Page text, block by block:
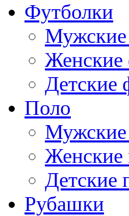
Футболки
Мужские
Женские
Детские
Поло
Мужские
Женские
Детские
Рубашки